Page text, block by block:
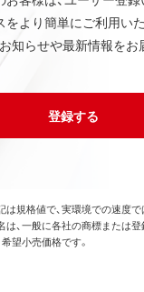
より簡単にご利用い
知らせや最新情報をお
登録する
規格値で、実環境での速度で
、一般に各社の商標または登
望小売価格です。